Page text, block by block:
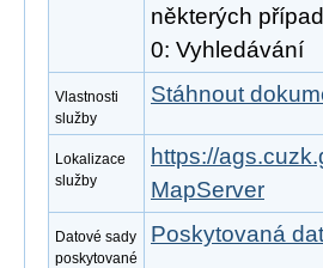
některých
0: Vyhledávání
Vlastnosti
služby
Stáhnout
Lokalizace
služby
https://
MapServer
Datové sady
poskytované
Poskytovaná